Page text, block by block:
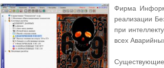
Фирма
реализации
при
всех
Существующие